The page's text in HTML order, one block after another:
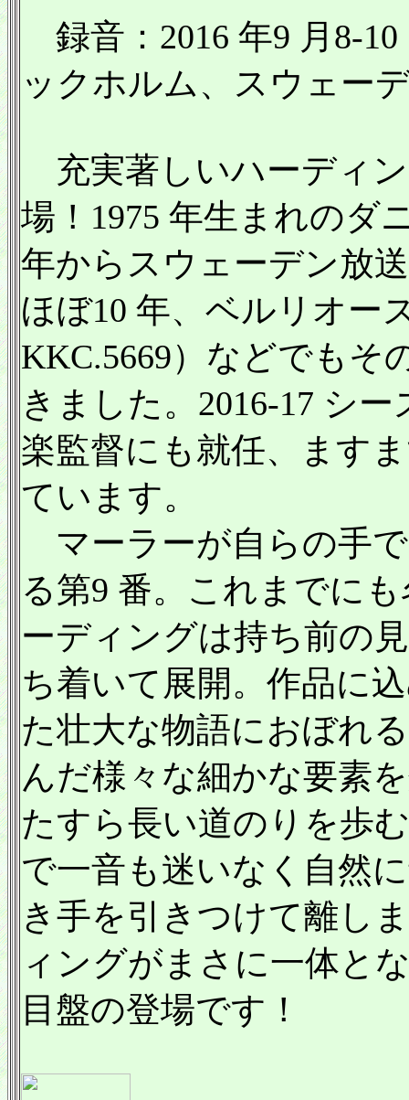
録音：2016 年9 月8-
ックホルム、スウェー
充実著しいハーディ
場！1975 年生まれのダ
年からスウェーデン放
ほぼ10 年、ベルリオー
KKC.5669）などでもそ
きました。2016-17 シ
楽監督にも就任、ます
ています。
マーラーが自らの手
る第9 番。これまでに
ーディングは持ち前の
ち着いて展開。作品に
た壮大な物語におぼれ
んだ様々な細かな要素
たすら長い道のりを歩
で一音も迷いなく自然
き手を引きつけて離し
ィングがまさに一体と
目盤の登場です！